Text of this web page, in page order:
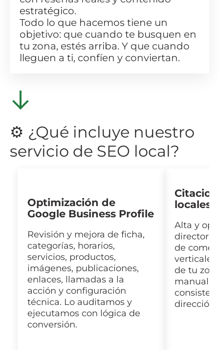
estratégico.
Todo lo que hacemos tiene un
objetivo: que cuando te busquen en
tu zona, estés arriba. Y que cuando
lleguen a ti, confíen y conviertan.
⚙️ ¿Qué incluye nuestro
servicio de SEO local?
Optimización de
Google Business Profile
Revisión y mejora de ficha,
categorías, horarios,
servicios, productos,
imágenes, publicaciones,
enlaces, llamadas a la
acción y configuración
técnica. Lo auditamos y
ejecutamos con lógica de
conversión.
locales
Alta y
de
de tu